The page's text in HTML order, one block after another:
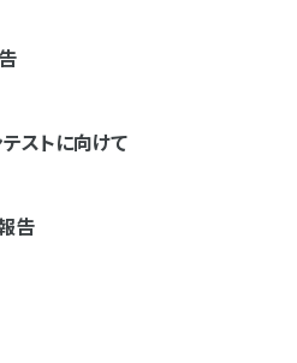
ストに向けて
告